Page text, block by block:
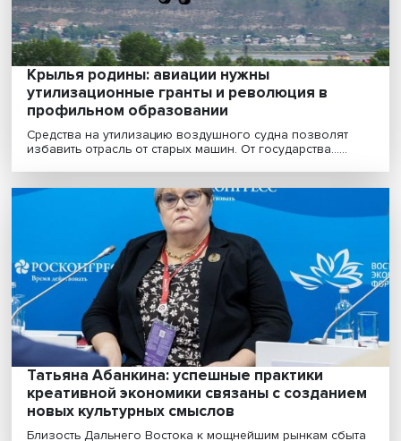
Крылья родины: авиации нужны
утилизационные гранты и революция в
профильном образовании
Средства на утилизацию воздушного судна позволят
избавить отрасль от старых машин. От государства......